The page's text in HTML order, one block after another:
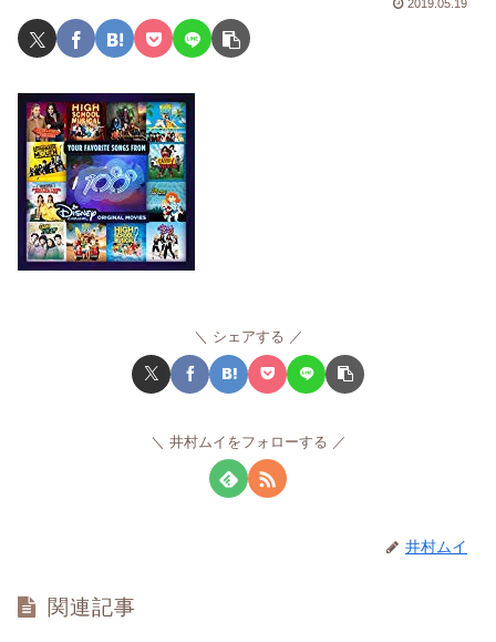
2019.05.19
シェアする
井村ムイをフォローする
井村ムイ
関連記事